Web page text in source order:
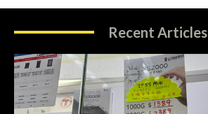
Recent Articles